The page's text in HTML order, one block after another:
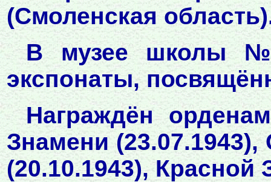
(Смоленская
В музее школы №
экспонаты,
Награждён
Знамени
(20.10.1943),